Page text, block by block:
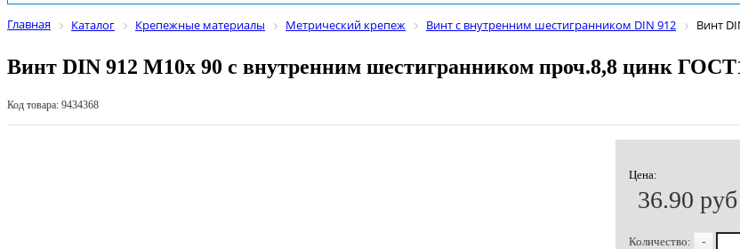
Главная Каталог Крепежные материалы Метрический крепеж Винт с внутренним шестигранником DIN 912 Винт
Винт DIN 912 М10х 90 с внутренним шестигранником проч.8,8 цинк
Код товара: 9434368
Цена:
36.90 руб
Количество: -